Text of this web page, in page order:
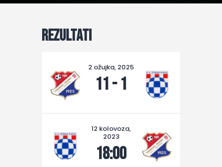
Novosti
Rezultati
2 ožujka, 2025
11-1
12 kolovoza,
2023
18:00